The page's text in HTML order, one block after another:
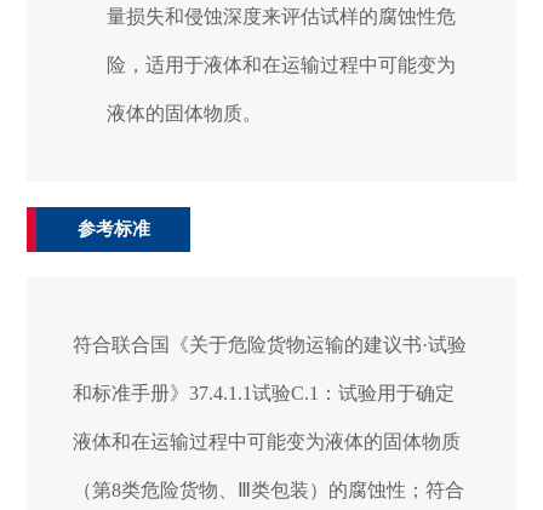
量损失和侵蚀深度来评估试样的腐蚀性危
险，适用于液体和在运输过程中可能变为
液体的固体物质。
参考标准
符合联合国《关于危险货物运输的建议书·试验
和标准手册》37.4.1.1试验C.1：试验用于确定
液体和在运输过程中可能变为液体的固体物质
（第8类危险货物、Ⅲ类包装）的腐蚀性；符合